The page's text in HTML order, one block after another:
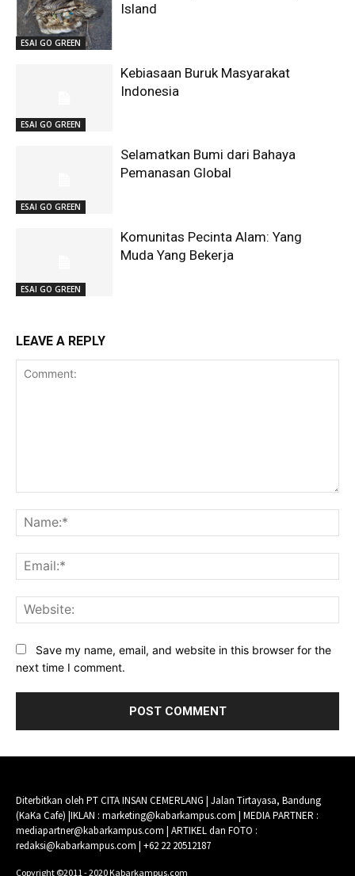
ESAI GO GREEN
Island
ESAI GO GREEN
Kebiasaan Buruk Masyarakat
Indonesia
ESAI GO GREEN
Selamatkan Bumi dari Bahaya
Pemanasan Global
ESAI GO GREEN
Komunitas Pecinta Alam: Yang
Muda Yang Bekerja
LEAVE A REPLY
Save my name, email, and website in this browser for the
next time I comment.
Diterbitkan oleh PT CITA INSAN CEMERLANG | Jalan Tirtayasa, Bandung
(KaKa Cafe) |IKLAN : marketing@kabarkampus.com | MEDIA PARTNER :
mediapartner@kabarkampus.com | ARTIKEL dan FOTO :
redaksi@kabarkampus.com | +62 22 20512187
Copyright ©2011 - 2020 Kabarkampus.com